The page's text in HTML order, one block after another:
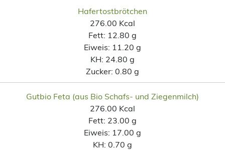
Hafertostbrötchen
276.00 Kcal
Fett: 12.80 g
Eiweis: 11.20 g
KH: 24.80 g
Zucker: 0.80 g
Gutbio Feta (aus Bio Schafs- und Ziegenmilch)
276.00 Kcal
Fett: 23.00 g
Eiweis: 17.00 g
KH: 0.70 g